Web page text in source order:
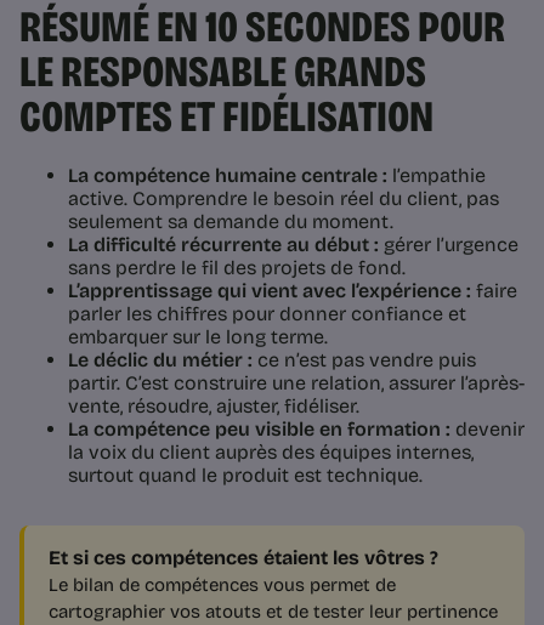
RÉSUMÉ EN 10 SECONDES POUR
LE RESPONSABLE GRANDS
COMPTES ET FIDÉLISATION
La compétence humaine centrale : l’empathie
active. Comprendre le besoin réel du client, pas
seulement sa demande du moment.
La difficulté récurrente au début : gérer l’urgence
sans perdre le fil des projets de fond.
L’apprentissage qui vient avec l’expérience : faire
parler les chiffres pour donner confiance et
embarquer sur le long terme.
Le déclic du métier : ce n’est pas vendre puis
partir. C’est construire une relation, assurer l’après-
vente, résoudre, ajuster, fidéliser.
La compétence peu visible en formation : devenir
la voix du client auprès des équipes internes,
surtout quand le produit est technique.
Et si ces compétences étaient les vôtres ?
Le bilan de compétences vous permet de
cartographier vos atouts et de tester leur pertinence